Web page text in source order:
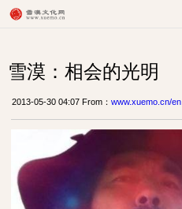
雪漠：相会的光明
2013-05-30 04:07 From： www.xuemo.cn/en